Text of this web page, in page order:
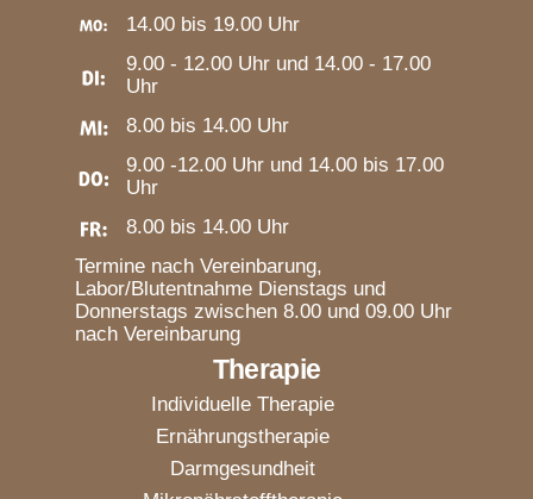
Therapie
Individuelle Therapie
Ernährungstherapie
Darmgesundheit
14.00 bis 19.00 Uhr
9.00 - 12.00 Uhr und 14.00 - 17.00
Uhr
8.00 bis 14.00 Uhr
9.00 -12.00 Uhr und 14.00 bis 17.00
Uhr
8.00 bis 14.00 Uhr
Termine nach Vereinbarung,
Labor/Blutentnahme Dienstags und
Donnerstags zwischen 8.00 und 09.00 Uhr
nach Vereinbarung